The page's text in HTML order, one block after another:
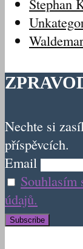
Stephan
Nechte si
příspěvcích.
Email
Souhlasím
údajů.